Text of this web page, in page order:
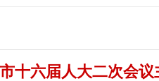
市十六届人大二次会